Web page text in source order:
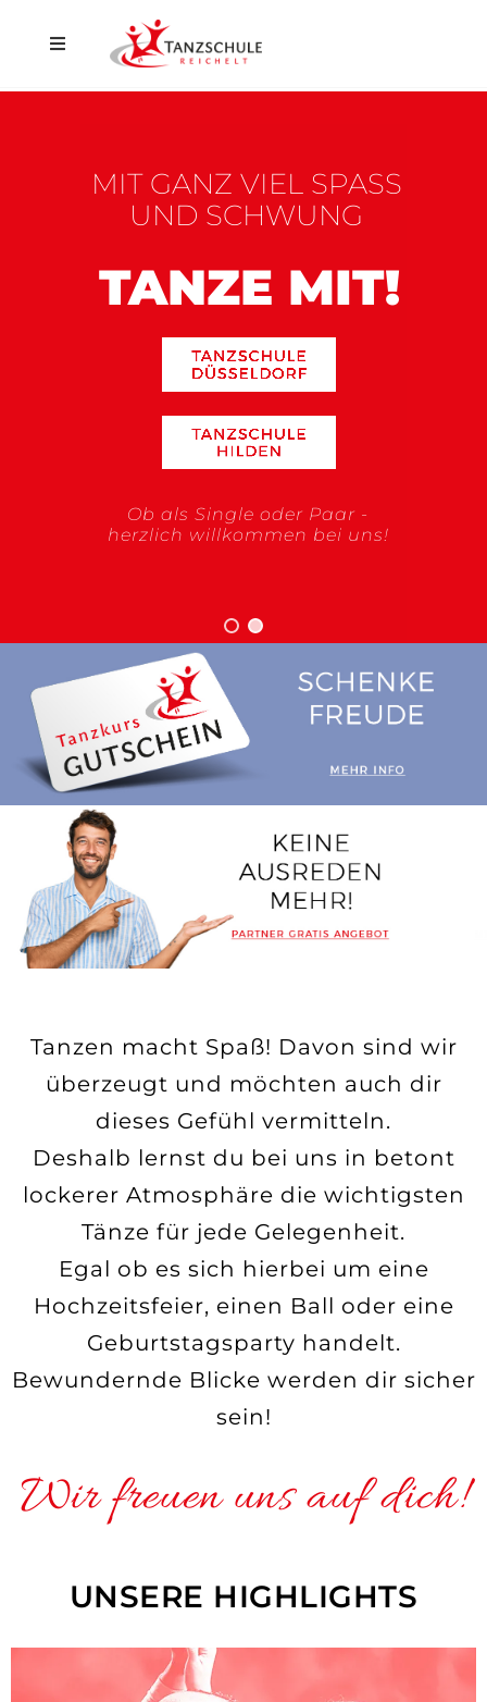
Home
MIT GANZ VIEL SPASS
UND SCHWUNG
TANZE MIT!
Ob als Single oder Paar -
herzlich willkommen bei uns!
Tanzen macht Spaß! Davon sind wir
überzeugt und möchten auch dir
dieses Gefühl vermitteln.
Deshalb lernst du bei uns in betont
lockerer Atmosphäre die wichtigsten
Tänze für jede Gelegenheit.
Egal ob es sich hierbei um eine
Hochzeitsfeier, einen Ball oder eine
Geburtstagsparty handelt.
Bewundernde Blicke werden dir sicher
sein!
Wir freuen uns auf dich!
UNSERE HIGHLIGHTS